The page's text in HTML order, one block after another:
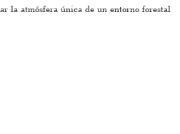
la atmósfera única de un entorno forestal